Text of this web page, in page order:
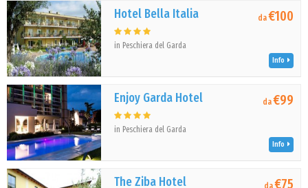
Hotel Bella Italia
in Peschiera del Garda
da€100
Info
Enjoy Garda Hotel
in Peschiera del Garda
da€99
Info
The Ziba Hotel da€75